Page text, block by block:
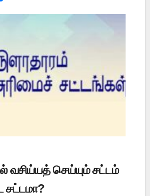
வசிய்யத் செய்யும் சட்டம்
சட்டமா?